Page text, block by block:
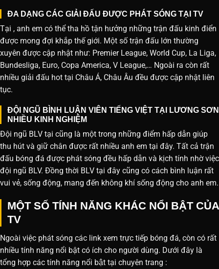
ĐA DẠNG CÁC GIẢI ĐẤU ĐƯỢC PHÁT SÓNG TẠI TV
Tại , anh em có thể tha hồ tận hưởng những trận đấu kinh điển
được mong đợi khắp thế giới. Một số trận đấu lớn thường
xuyên được cập nhật như: Premier League, World Cup, La Liga,
Bundesliga, Euro, Copa America, V League,… Ngoài ra còn rất
nhiều giải đấu hot tại Châu Á, Châu Âu đều được cập nhật liên
tục.
ĐỘI NGŨ BÌNH LUẬN VIÊN TIẾNG VIỆT TẠI LƯƠNG SƠN
NHIỀU KINH NGHIỆM
Đội ngũ BLV tại cũng là một trong những điểm hấp dẫn giúp
thu hút và giữ chân được rất nhiều anh em tại đây. Tất cả trận
đấu bóng đá được phát sóng đều hấp dẫn và kịch tính nhờ việc
đội ngũ BLV. Đồng thời BLV tại đây cũng có cách bình luận rất
vui vẻ, sống động, mang đến không khí sống động cho anh em.
MỘT SỐ TÍNH NĂNG KHÁC NỔI BẬT CỦA
TV
Ngoài việc phát sóng các link xem trực tiếp bóng đá, còn có rất
nhiều tính năng nổi bật có ích cho người dùng. Dưới đây là
tổng hợp các tính năng nổi bật tại chuyên trang :